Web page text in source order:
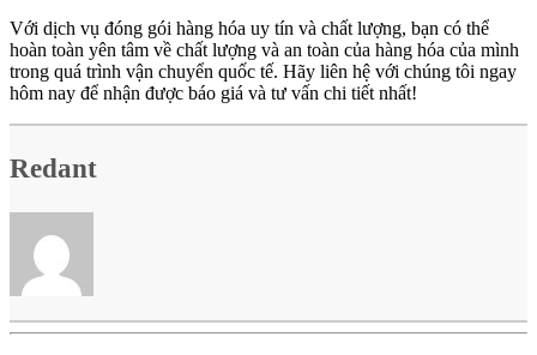
Với dịch vụ đóng gói hàng hóa uy tín và chất lượng, bạn có thể
hoàn toàn yên tâm về chất lượng và an toàn của hàng hóa của mình
trong quá trình vận chuyển quốc tế. Hãy liên hệ với chúng tôi ngay
hôm nay để nhận được báo giá và tư vấn chi tiết nhất!
Redant